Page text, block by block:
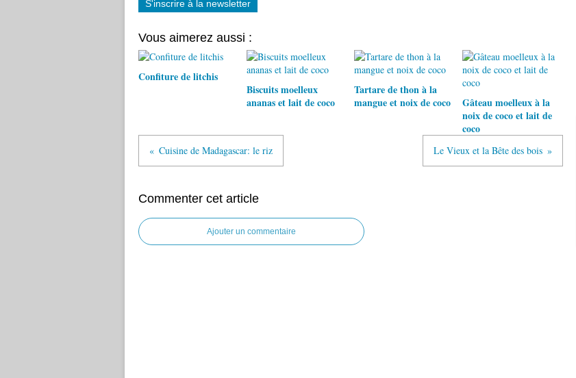
S'inscrire à la newsletter
Vous aimerez aussi :
Confiture de litchis
Biscuits moelleux
ananas et lait de coco
Tartare de thon à la
mangue et noix de coco
Gâteau moelleux à la
noix de coco et lait de
coco
Cuisine de Madagascar: le riz Le Vieux et la Bête des bois
Commenter cet article
Ajouter un commentaire